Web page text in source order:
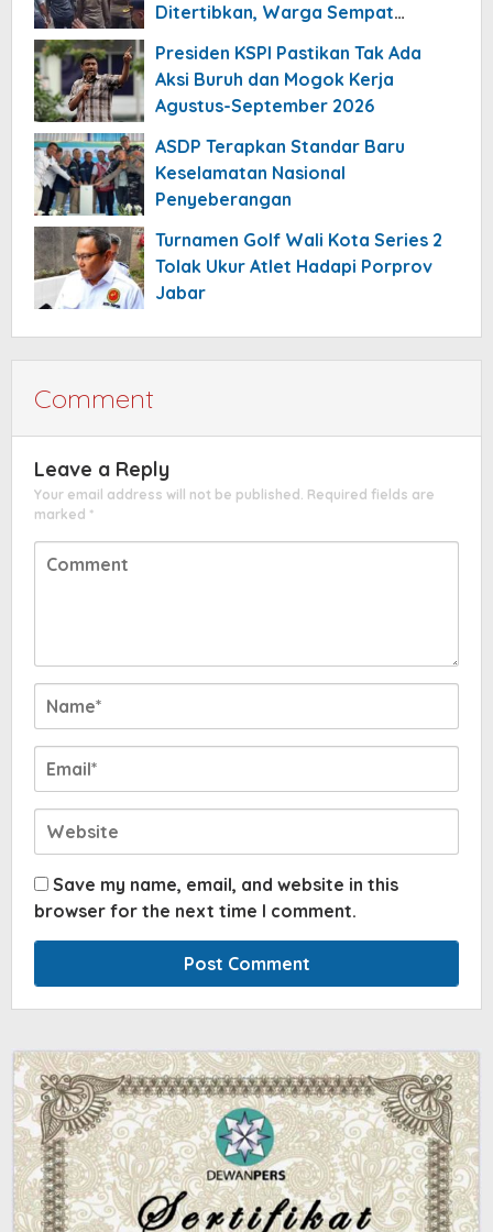
Ditertibkan, Warga Sempat
Presiden KSPI Pastikan Tak Ada
Aksi Buruh dan Mogok Kerja
Agustus-September 2026
ASDP Terapkan Standar Baru
Keselamatan Nasional
Penyeberangan
Turnamen Golf Wali Kota Series 2
Tolak Ukur Atlet Hadapi Porprov
Jabar
Comment
Leave a Reply
Your email address will not be published. Required fields are
marked *
Save my name, email, and website in this
browser for the next time I comment.